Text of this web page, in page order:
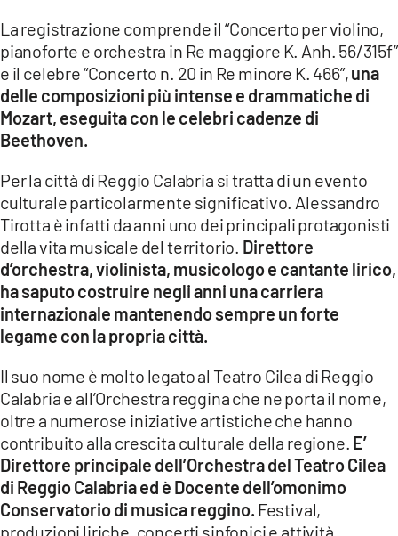
ANDROID
APPLE
La registrazione comprende il “Concerto per violino,
pianoforte e orchestra in Re maggiore K. Anh. 56/315f”
e il celebre “Concerto n. 20 in Re minore K. 466”,una
delle composizioni più intense e drammatiche di
Mozart, eseguita con le celebri cadenze di
Beethoven.
Per la città di Reggio Calabria si tratta di un evento
culturale particolarmente significativo. Alessandro
Tirotta è infatti da anni uno dei principali protagonisti
della vita musicale del territorio. Direttore
d’orchestra, violinista, musicologo e cantante lirico,
ha saputo costruire negli anni una carriera
internazionale mantenendo sempre un forte
legame con la propria città.
Il suo nome è molto legato al Teatro Cilea di Reggio
Calabria e all’Orchestra reggina che ne porta il nome,
oltre a numerose iniziative artistiche che hanno
contribuito alla crescita culturale della regione. E’
Direttore principale dell’Orchestra del Teatro Cilea
di Reggio Calabria ed è Docente dell’omonimo
Conservatorio di musica reggino. Festival,
produzioni liriche, concerti sinfonici e attività